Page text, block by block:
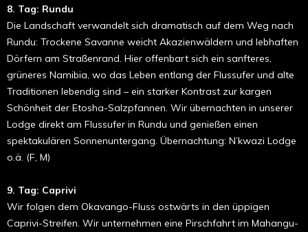
8. Tag: Rundu
Die Landschaft verwandelt sich dramatisch auf dem Weg nach
Rundu: Trockene Savanne weicht Akazienwäldern und lebhaften
Dörfern am Straßenrand. Hier offenbart sich ein sanfteres,
grüneres Namibia, wo das Leben entlang der Flussufer und alte
Traditionen lebendig sind – ein starker Kontrast zur kargen
Schönheit der Etosha-Salzpfannen. Wir übernachten in unserer
Lodge direkt am Flussufer in Rundu und genießen einen
spektakulären Sonnenuntergang. Übernachtung: N’kwazi Lodge
o.ä. (F, M)
9. Tag: Caprivi
Wir folgen dem Okavango-Fluss ostwärts in den üppigen
Caprivi-Streifen. Wir unternehmen eine Pirschfahrt im Mahangu-